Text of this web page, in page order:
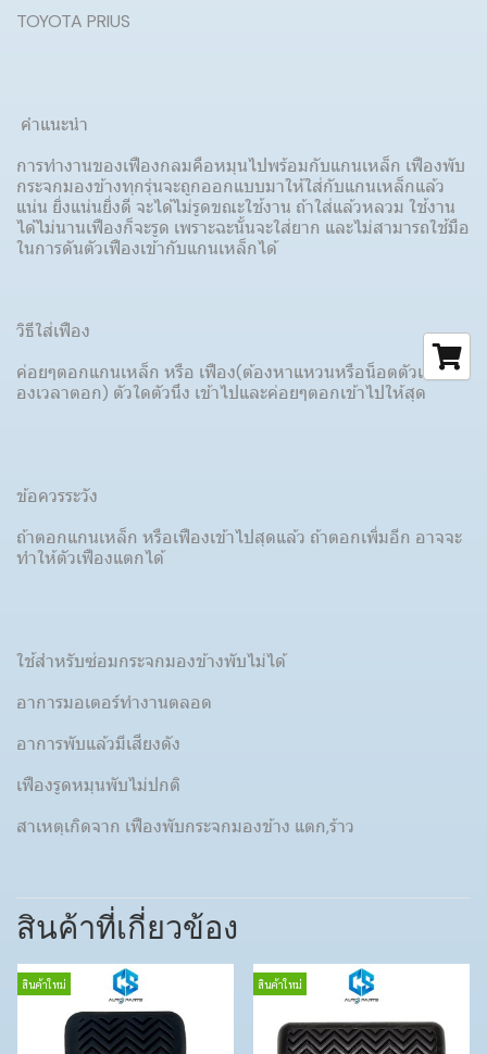
TOYOTA PRIUS
​ คำแนะนำ
การทำงานของเฟืองกลมคือหมุนไปพร้อมกับแกนเหล็ก เฟืองพับ
กระจกมองข้างทุกรุ่นจะถูกออกแบบมาให้ใส่กับแกนเหล็กแล้ว
แน่น ยิ่งแน่นยิ่งดี จะได้ไม่รูดขณะใช้งาน ถ้าใส่แล้วหลวม ใช้งาน
ได้ไม่นานเฟืองก็จะรูด เพราะฉะนั้นจะใส่ยาก และไม่สามารถใช้มือ
ในการดันตัวเฟืองเข้ากับแกนเหล็กได้
วิธีใส่เฟือง
ค่อยๆตอกแกนเหล็ก หรือ เฟือง(ต้องหาแหวนหรือน็อตตัวเมียมาร
องเวลาตอก) ตัวใดตัวนึง เข้าไปและค่อยๆตอกเข้าไปให้สุด
ข้อควรระวัง
ถ้าตอกแกนเหล็ก หรือเฟืองเข้าไปสุดแล้ว ถ้าตอกเพิ่มอีก อาจจะ
ทำให้ตัวเฟืองแตกได้
ใช้สำหรับซ่อมกระจกมองข้างพับไม่ได้
อาการมอเตอร์ทำงานตลอด
อาการพับแล้วมีเสียงดัง
เฟืองรูดหมุนพับไม่ปกติ
สาเหตุเกิดจาก เฟืองพับกระจกมองข้าง แตก,ร้าว
สินค้าที่เกี่ยวข้อง
สินค้าใหม่ สินค้าใหม่